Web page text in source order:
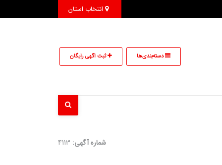
دسته‌بندی‌ها ثبت اگهی رایگان
شماره آگهی: 4113